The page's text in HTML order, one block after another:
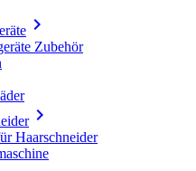

Zubehör

Haarschneider